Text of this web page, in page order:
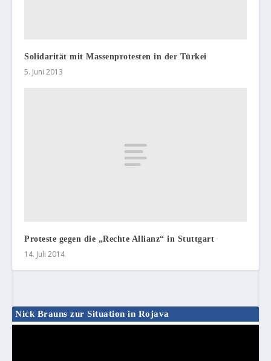
Solidarität mit Massenprotesten in der Türkei
5. Juni 2013
Proteste gegen die „Rechte Allianz“ in Stuttgart
14. Juli 2014
Nick Brauns zur Situation in Rojava